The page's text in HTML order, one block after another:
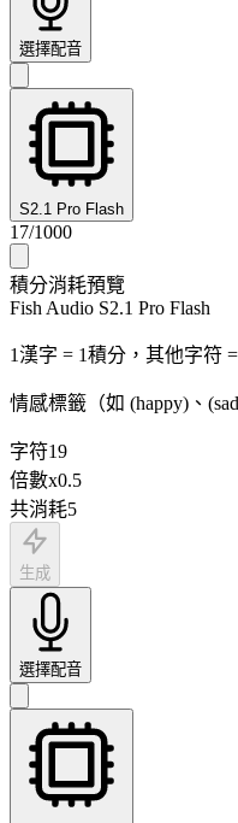
選擇配音
S2.1 Pro Flash
17/1000
積分消耗預覽
Fish Audio S2.1 Pro Flash
1漢字 = 1積分，其他字符
情感標籤（如 (happy)、
字符19
倍數x0.5
共消耗5
生成
選擇配音